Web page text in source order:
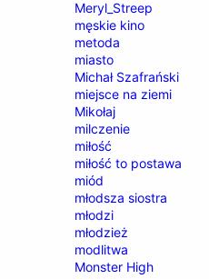
Meryl_Streep
męskie kino
metoda
miasto
Michał Szafrański
miejsce na ziemi
Mikołaj
milczenie
miłość
miłość to postawa
miód
młodsza siostra
młodzi
młodzież
modlitwa
Monster High